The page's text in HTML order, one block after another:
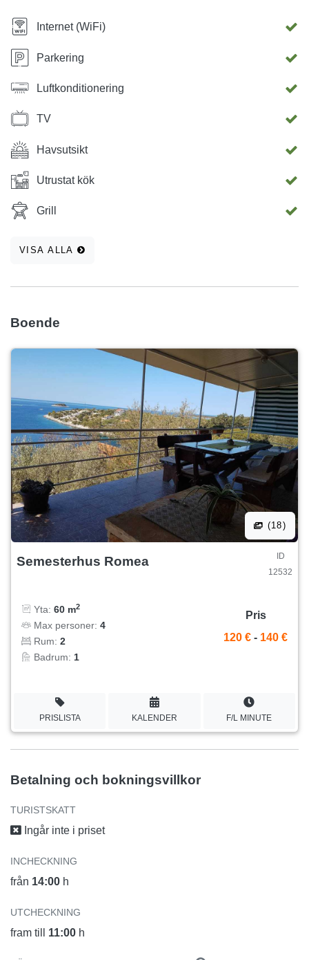
Internet (WiFi)
Parkering
Luftkonditionering
TV
Havsutsikt
Utrustat kök
Grill
VISA ALLA
Boende
(18)
Semesterhus Romea
ID
12532
Yta: 60 m2
Max personer: 4
Rum: 2
Badrum: 1
Pris
120 € - 140 €
PRISLISTA KALENDER F/L MINUTE
Betalning och bokningsvillkor
TURISTSKATT
Ingår inte i priset
INCHECKNING
från 14:00 h
UTCHECKNING
fram till 11:00 h